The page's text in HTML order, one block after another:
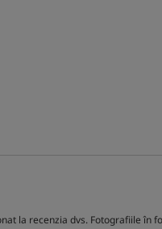
la recenzia dvs. Fotografiile în